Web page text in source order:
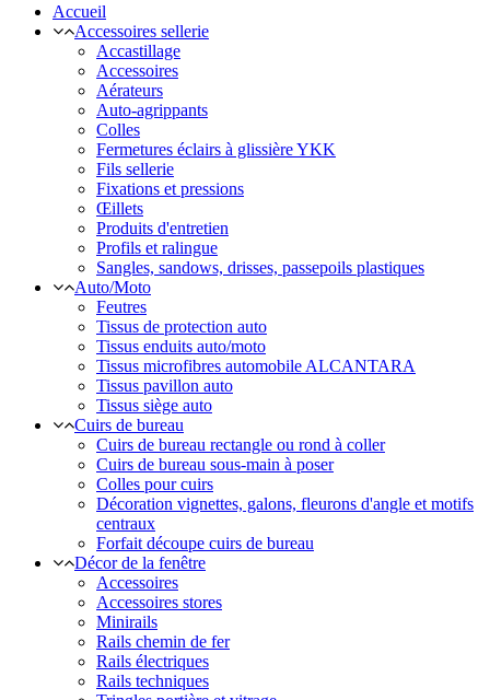
Accueil
Accessoires sellerie
Accastillage
Accessoires
Aérateurs
Auto-agrippants
Colles
Fermetures éclairs à glissière YKK
Fils sellerie
Fixations et pressions
Œillets
Produits d'entretien
Profils et ralingue
Sangles, sandows, drisses, passepoils plastiques
Auto/Moto
Feutres
Tissus de protection auto
Tissus enduits auto/moto
Tissus microfibres automobile ALCANTARA
Tissus pavillon auto
Tissus siège auto
Cuirs de bureau
Cuirs de bureau rectangle ou rond à coller
Cuirs de bureau sous-main à poser
Colles pour cuirs
Décoration vignettes, galons, fleurons d'angle et motifs
centraux
Forfait découpe cuirs de bureau
Décor de la fenêtre
Accessoires
Accessoires stores
Minirails
Rails chemin de fer
Rails électriques
Rails techniques